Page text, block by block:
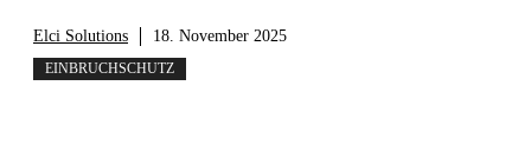
Elci Solutions 18. November 2025
EINBRUCHSCHUTZ